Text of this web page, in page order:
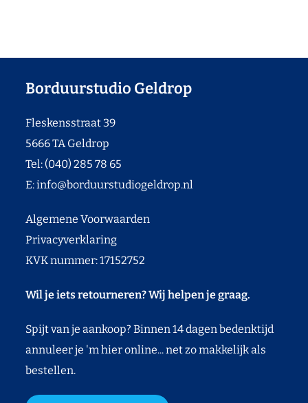
Borduurstudio Geldrop
Fleskensstraat 39
5666 TA Geldrop
Tel: (040) 285 78 65
E:info@borduurstudiogeldrop.nl
Algemene Voorwaarden
Privacyverklaring
KVK nummer: 17152752
Wil je iets retourneren? Wij helpen je graag.
Spijt van je aankoop? Binnen 14 dagen bedenktijd
annuleer je 'm hier online... net zo makkelijk als
bestellen.